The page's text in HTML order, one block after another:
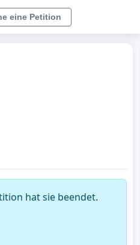
eine Petition
hat sie beendet.